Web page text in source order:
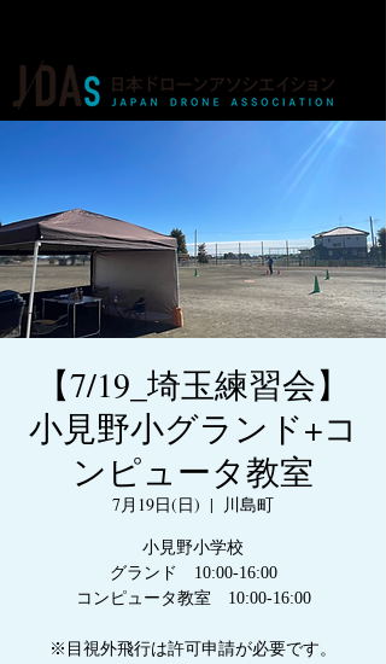
【7/19_埼玉練習会】
小見野小グランド+コ
ンピュータ教室
7月19日(日)
  |
川島町
小見野小学校
グランド 10:00-16:00
コンピュータ教室 10:00-16:00
※目視外飛行は許可申請が必要です。